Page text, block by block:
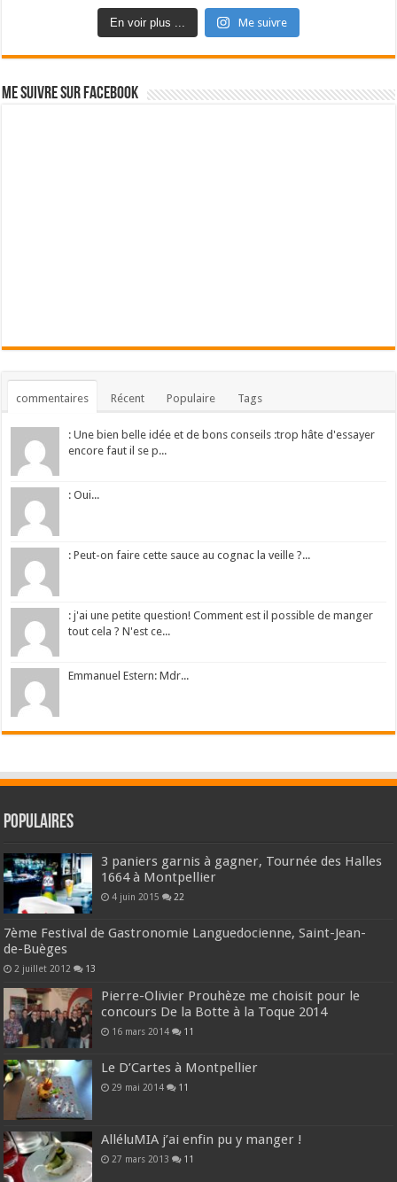
En voir plus ... Me suivre
Me suivre sur Facebook
commentaires Récent Populaire Tags
: Une bien belle idée et de bons conseils :trop hâte d'essayer
encore faut il se p...
: Oui...
: Peut-on faire cette sauce au cognac la veille ?...
: j'ai une petite question! Comment est il possible de manger
tout cela ? N'est ce...
Emmanuel Estern: Mdr...
Populaires
3 paniers garnis à gagner, Tournée des Halles
1664 à Montpellier
4 juin 2015 22
7ème Festival de Gastronomie Languedocienne, Saint-Jean-
de-Buèges
2 juillet 2012 13
Pierre-Olivier Prouhèze me choisit pour le
concours De la Botte à la Toque 2014
16 mars 2014 11
Le D’Cartes à Montpellier
29 mai 2014 11
AlléluMIA j’ai enfin pu y manger !
27 mars 2013 11